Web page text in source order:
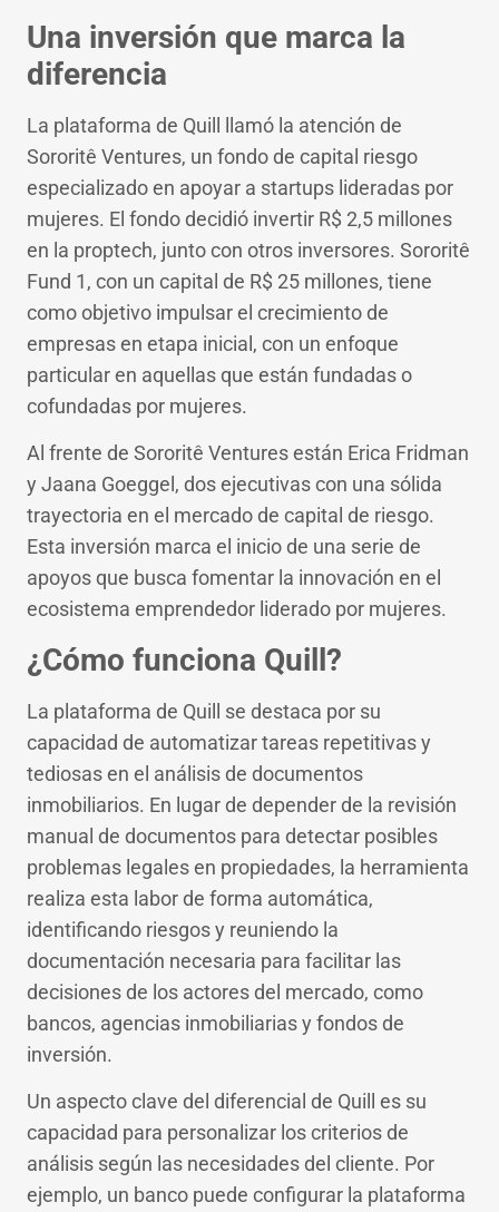
Una inversión que marca la
diferencia
La plataforma de Quill llamó la atención de
Sororitê Ventures, un fondo de capital riesgo
especializado en apoyar a startups lideradas por
mujeres. El fondo decidió invertir R$ 2,5 millones
en la proptech, junto con otros inversores. Sororitê
Fund 1, con un capital de R$ 25 millones, tiene
como objetivo impulsar el crecimiento de
empresas en etapa inicial, con un enfoque
particular en aquellas que están fundadas o
cofundadas por mujeres.
Al frente de Sororitê Ventures están Erica Fridman
y Jaana Goeggel, dos ejecutivas con una sólida
trayectoria en el mercado de capital de riesgo.
Esta inversión marca el inicio de una serie de
apoyos que busca fomentar la innovación en el
ecosistema emprendedor liderado por mujeres.
¿Cómo funciona Quill?
La plataforma de Quill se destaca por su
capacidad de automatizar tareas repetitivas y
tediosas en el análisis de documentos
inmobiliarios. En lugar de depender de la revisión
manual de documentos para detectar posibles
problemas legales en propiedades, la herramienta
realiza esta labor de forma automática,
identificando riesgos y reuniendo la
documentación necesaria para facilitar las
decisiones de los actores del mercado, como
bancos, agencias inmobiliarias y fondos de
inversión.
Un aspecto clave del diferencial de Quill es su
capacidad para personalizar los criterios de
análisis según las necesidades del cliente. Por
ejemplo, un banco puede configurar la plataforma